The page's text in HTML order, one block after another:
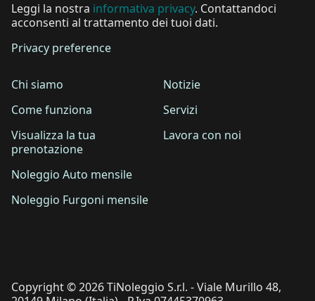
Leggi la nostra informativa privacy. Contattandoci
acconsenti al trattamento dei tuoi dati.
Privacy preference
Chi siamo
Come funziona
Visualizza la tua
prenotazione
Noleggio Auto mensile
Noleggio Furgoni mensile
Notizie
Servizi
Lavora con noi
Copyright © 2026 TiNoleggio S.r.l. - Viale Murillo 48,